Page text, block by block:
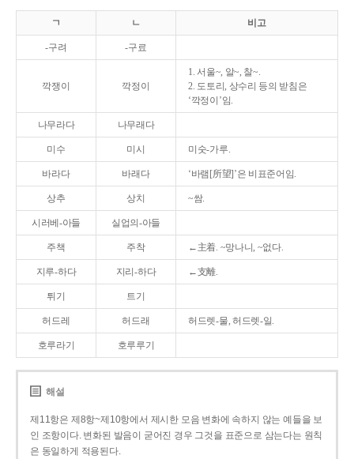
ㄱ ㄴ 비고
-구려 -구료
깍쟁이 깍정이
1. 서울~, 알~, 찰~.
2. 도토리, 상수리 등의 받침은
‘깍정이’임.
나무라다 나무래다
미수 미시 미숫-가루.
바라다 바래다 ‘바램[所望]’은 비표준어임.
상추 상치 ~쌈.
시러베-아들 실업의-아들
주책 주착 ←主着. ~망나니, ~없다.
지루-하다 지리-하다 ←支離.
튀기 트기
허드레 허드래 허드렛-물, 허드렛-일.
호루라기 호루루기
해설
제11항은 제8항~제10항에서 제시한 모음 변화에 속하지 않는 예들을 보
인 조항이다. 변화된 발음이 굳어진 경우 그것을 표준으로 삼는다는 원칙
은 동일하게 적용된다.